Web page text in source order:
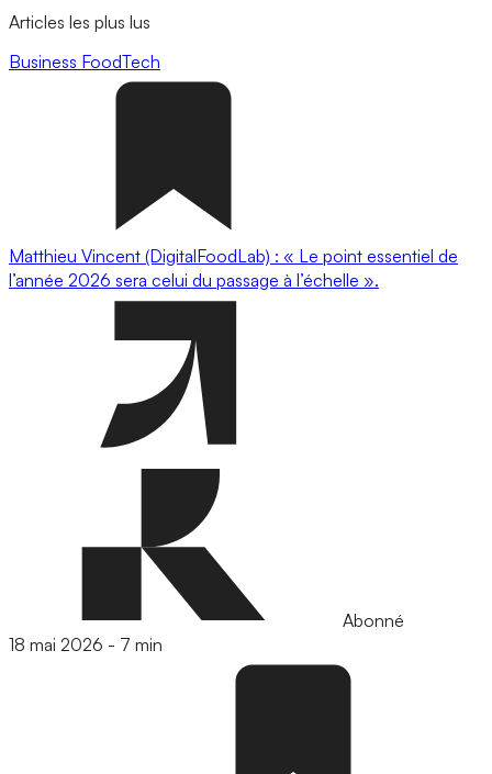
Articles les plus lus
Business FoodTech
Matthieu Vincent (DigitalFoodLab) : « Le point essentiel de
l’année 2026 sera celui du passage à l’échelle ».
Abonné
18 mai 2026 - 7 min